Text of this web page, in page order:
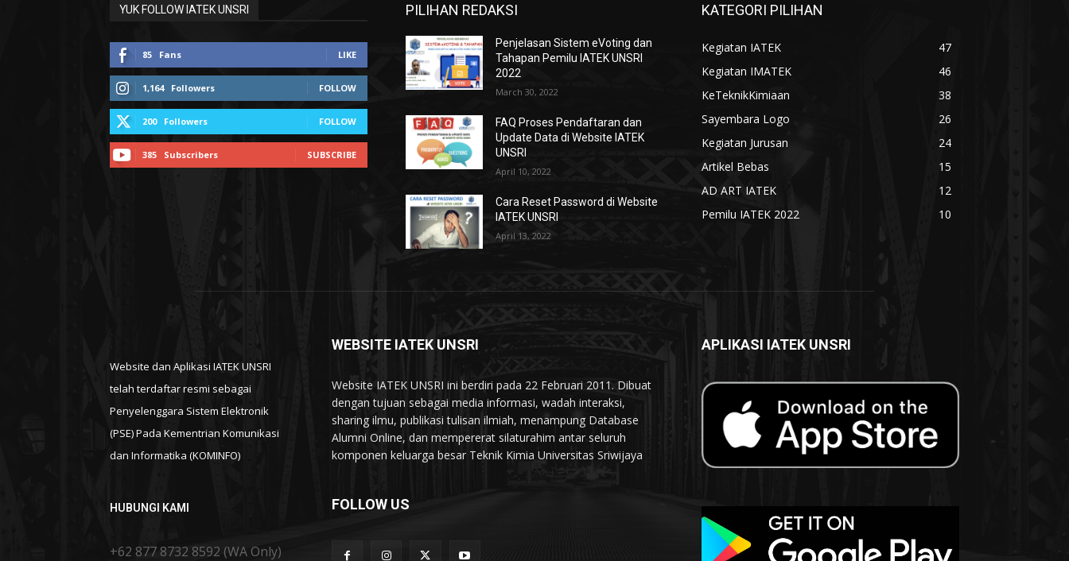
YUK FOLLOW IATEK UNSRI
85 Fans LIKE
1,164 Followers FOLLOW
200 Followers FOLLOW
385 Subscribers SUBSCRIBE
PILIHAN REDAKSI
Penjelasan Sistem eVoting dan
Tahapan Pemilu IATEK UNSRI
2022
March 30, 2022
FAQ Proses Pendaftaran dan
Update Data di Website IATEK
UNSRI
April 10, 2022
Cara Reset Password di Website
IATEK UNSRI
April 13, 2022
KATEGORI PILIHAN
Kegiatan IATEK
47
Kegiatan IMATEK
46
KeTeknikKimiaan
38
Sayembara Logo
26
Kegiatan Jurusan
24
Artikel Bebas
15
AD ART IATEK
12
Pemilu IATEK 2022
10
Website dan Aplikasi IATEK UNSRI
telah terdaftar resmi sebagai
Penyelenggara Sistem Elektronik
(PSE) Pada Kementrian Komunikasi
dan Informatika (KOMINFO)
HUBUNGI KAMI
+62 877 8732 8592 (WA Only)
WEBSITE IATEK UNSRI
Website IATEK UNSRI ini berdiri pada 22 Februari 2011. Dibuat
dengan tujuan sebagai media informasi, wadah interaksi,
sharing ilmu, publikasi tulisan ilmiah, menampung Database
Alumni Online, dan mempererat silaturahim antar seluruh
komponen keluarga besar Teknik Kimia Universitas Sriwijaya
FOLLOW US
APLIKASI IATEK UNSRI